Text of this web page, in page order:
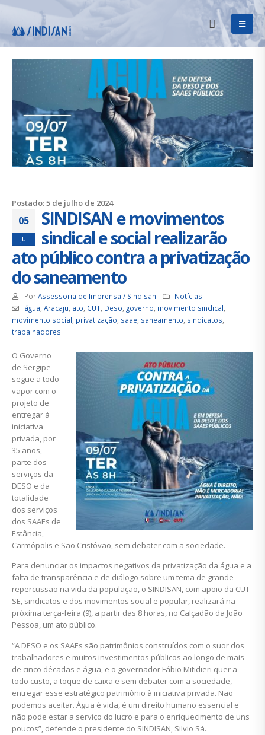
Postado: 5 de julho de 2024
05
jul
SINDISAN e movimentos
sindical e social realizarão
ato público contra a privatização
do saneamento
PorAssessoria de Imprensa / Sindisan
Notícias
água Aracaju ato CUT, Deso governo movimento sindical
movimento social privatização saae saneamento sindicatos
trabalhadores
O Governo
de Sergipe
segue a todo
vapor com o
projeto de
entregar à
iniciativa
privada, por
35 anos,
parte dos
serviços da
DESO e da
totalidade
dos serviços
dos SAAEs de
Estância,
Carmópolis e São Cristóvão, sem debater com a sociedade.
Para denunciar os impactos negativos da privatização da água e a
falta de transparência e de diálogo sobre um tema de grande
repercussão na vida da população, o SINDISAN, com apoio da CUT-
SE, sindicatos e dos movimentos social e popular, realizará na
próxima terça-feira (9), a partir das 8 horas, no Calçadão da João
Pessoa, um ato público.
“A DESO e os SAAEs são patrimônios construídos com o suor dos
trabalhadores e muitos investimentos públicos ao longo de mais
de cinco décadas e água, e o governador Fábio Mitidieri quer a
todo custo, a toque de caixa e sem debater com a sociedade,
entregar esse estratégico patrimônio à iniciativa privada. Não
podemos aceitar. Água é vida, é um direito humano essencial e
não pode estar a serviço do lucro e para o enriquecimento de uns
poucos”, defende o presidente do SINDISAN, Silvio Sá.